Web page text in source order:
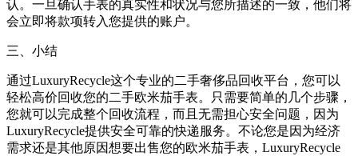
认。一旦确认手表的真实性和状况与您所描述的一致，他们将
会立即将款项转入您提供的账户。
三、小结
通过LuxuryRecycle这个专业的二手奢侈品回收平台，您可以
轻松高价回收您的二手欧米茄手表。只需要简单的几个步骤，
您就可以完成整个回收流程，而且无需担心安全问题，因为
LuxuryRecycle提供安全可靠的快递服务。不论您是因为经济
需求还是其他原因想要出售您的欧米茄手表，LuxuryRecycle